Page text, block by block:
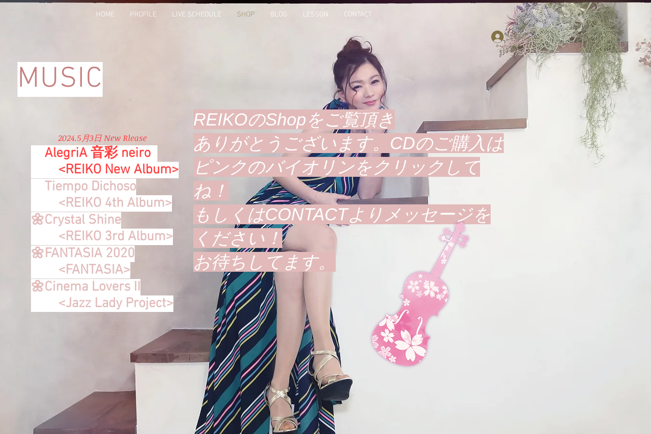
HOME PROFILE LIVE SCHEDULE SHOP BLOG LESSON CONTACT
ログイン
MUSIC
REIKOのShopをご覧頂き
ありがとうございます。CDのご購入は
ピンクのバイオリンをクリックして
ね！
もしくはCONTACTよりメッセージを
ください！
​お待ちしてます。
AlegriA 音彩 neiro
<REIKO New Album>
Tiempo Dichoso
<REIKO 4th Album>
🌼Crystal Shine
<REIKO 3rd Album>
🌼FANTASIA 2020
<FANTASIA>
🌼Cinema Lovers II
<Jazz Lady Project>
​2024.5月3日 New Rlease